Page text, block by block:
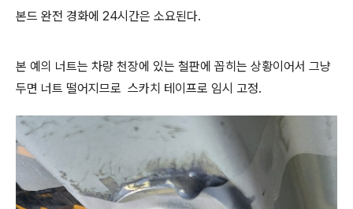
본드 완전 경화에 24시간은 소요된다.
본 예의 너트는 차량 천장에 있는 철판에 꼽히는 상황이어서 그냥
두면 너트 떨어지므로 스카치 테이프로 임시 고정.